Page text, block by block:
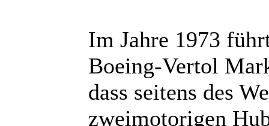
Im Jahre 1973
Boeing-Vertol
dass seitens des
zweimotorigen